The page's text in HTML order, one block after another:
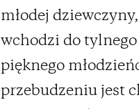
młodej
wchodzi do
pięknego
przebudzeniu jest